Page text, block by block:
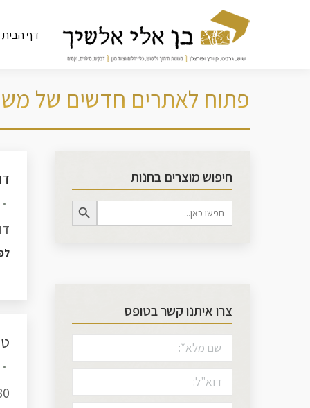
דף הבית
פתוח לאתרים חדשים של
חיפוש מוצרים בחנות
Search
for:
Search Button
צרו איתנו קשר בטופס